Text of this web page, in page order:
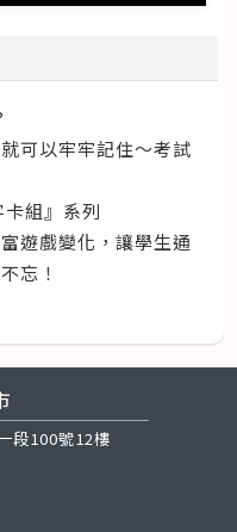
可以牢牢記住～考試
組』系列
遊戲變化，讓學生通
忘！
段100號12樓